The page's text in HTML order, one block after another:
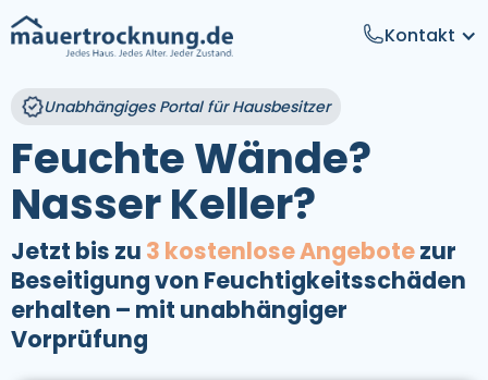
Kontakt
Unabhängiges Portal für Hausbesitzer
Feuchte Wände?
Nasser Keller?
Jetzt bis zu 3 kostenlose Angebotezur
Beseitigung von Feuchtigkeitsschäden
erhalten – mit unabhängiger
Vorprüfung